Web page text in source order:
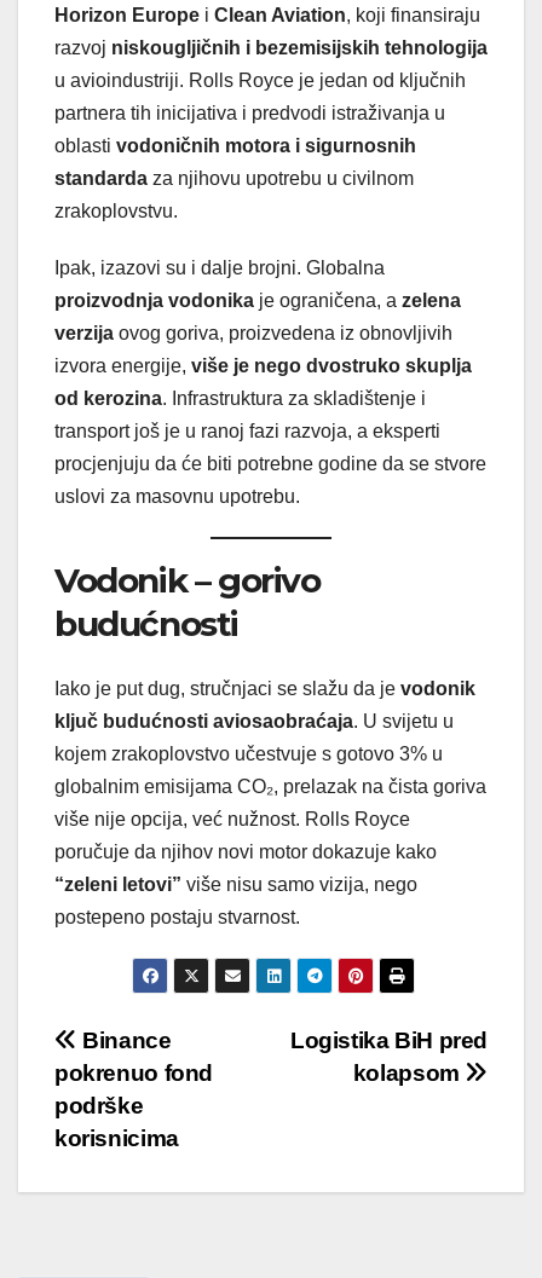
Horizon Europe i Clean Aviation, koji finansiraju
razvoj niskougljičnih i bezemisijskih tehnologija
u avioindustriji. Rolls Royce je jedan od ključnih
partnera tih inicijativa i predvodi istraživanja u
oblasti vodoničnih motora i sigurnosnih
standarda za njihovu upotrebu u civilnom
zrakoplovstvu.
Ipak, izazovi su i dalje brojni. Globalna
proizvodnja vodonika je ograničena, a zelena
verzija ovog goriva, proizvedena iz obnovljivih
izvora energije, više je nego dvostruko skuplja
od kerozina. Infrastruktura za skladištenje i
transport još je u ranoj fazi razvoja, a eksperti
procjenjuju da će biti potrebne godine da se stvore
uslovi za masovnu upotrebu.
Vodonik – gorivo
budućnosti
Iako je put dug, stručnjaci se slažu da je vodonik
ključ budućnosti aviosaobraćaja. U svijetu u
kojem zrakoplovstvo učestvuje s gotovo 3% u
globalnim emisijama CO₂, prelazak na čista goriva
više nije opcija, već nužnost. Rolls Royce
poručuje da njihov novi motor dokazuje kako
“zeleni letovi” više nisu samo vizija, nego
postepeno postaju stvarnost.
Post
navigation
Logistika BiH pred
kolapsom
Binance
pokrenuo fond
podrške
korisnicima